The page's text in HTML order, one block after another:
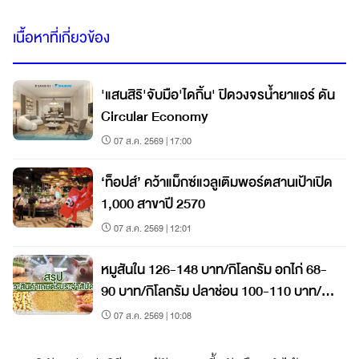
เนื้อหาที่เกี่ยวข้อง
'แสนสิริ'จับมือ'ไดกิ้น' ปิดวงจรน้ำยาแอร์ ดัน
Circular Economy
07 ส.ค. 2569 | 17:00
‘ท็อปส์’ คว้าแม็กซ์แวลูเติมพอร์ตสานเป้าเปิด
1,000 สาขาปี 2570
07 ส.ค. 2569 | 12:01
หมูสันใน 126-148 บาท/กิโลกรัม อกไก่ 68-
90 บาท/กิโลกรัม ปลาช่อน 100-110 บาท/
กิโลกรัม
07 ส.ค. 2569 | 10:08